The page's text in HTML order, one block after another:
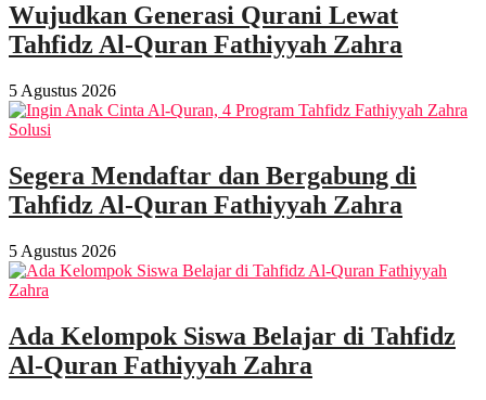
Wujudkan Generasi Qurani Lewat
Tahfidz Al-Quran Fathiyyah Zahra
5 Agustus 2026
Segera Mendaftar dan Bergabung di
Tahfidz Al-Quran Fathiyyah Zahra
5 Agustus 2026
Ada Kelompok Siswa Belajar di Tahfidz
Al-Quran Fathiyyah Zahra